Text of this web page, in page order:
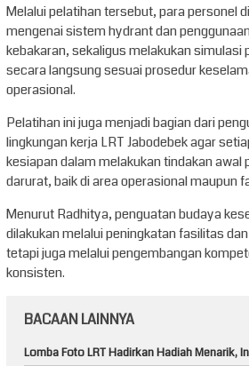
Melalui pelatihan tersebut, para personel
mengenai sistem hydrant dan
kebakaran, sekaligus melakukan simulasi
secara langsung sesuai prosedur
operasional.
Pelatihan ini juga menjadi bagian dari
lingkungan kerja LRT Jabodebek agar
kesiapan dalam melakukan tindakan awal
darurat, baik di area operasional maupun
Menurut Radhitya, penguatan budaya
dilakukan melalui peningkatan fasilitas
tetapi juga melalui pengembangan
konsisten.
BACAAN LAINNYA
Lomba Foto LRT Hadirkan Hadiah Menarik,